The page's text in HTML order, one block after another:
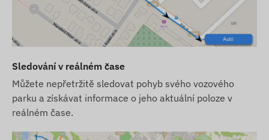
Sledování v reálném čase
Můžete nepřetržitě sledovat pohyb svého vozového
parku a získávat informace o jeho aktuální poloze v
reálném čase.